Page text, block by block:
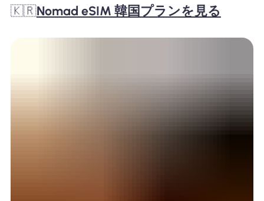
🇰🇷Nomad eSIM 韓国プランを見る